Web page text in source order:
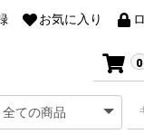
お気に入り
0